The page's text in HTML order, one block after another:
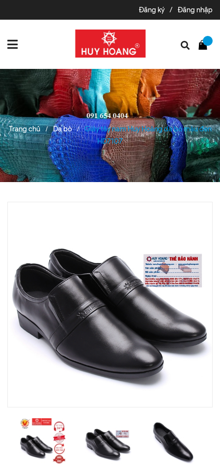
Đăng ký / Đăng nhập
Trang chủ / Da bò /
Giày tây nam Huy Hoàng da bò màu đen
HD7107